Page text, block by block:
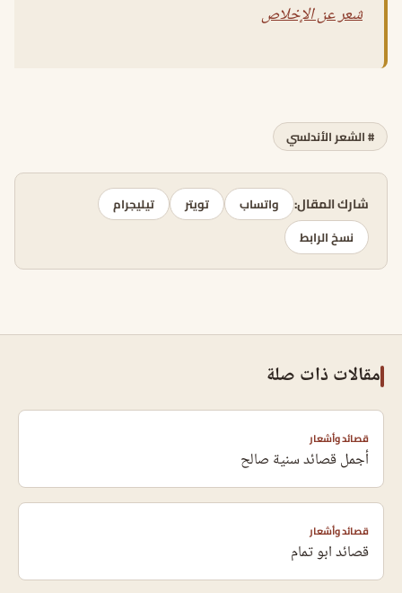
شعر عن الإخلاص
# الشعر الأندلسي
شارك المقال: واتساب تويتر
تيليجرام
نسخ الرابط
مقالات ذات صلة
قصائد وأشعار
أجمل قصائد سنية صالح
قصائد وأشعار
قصائد ابو تمام